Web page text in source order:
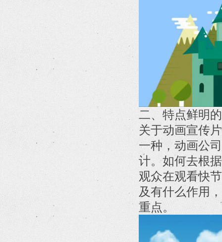
二、特点鲜明
关于动画宣传
一种，动画公
计。如何去根
观众在观看快
及有什么作用
重点。